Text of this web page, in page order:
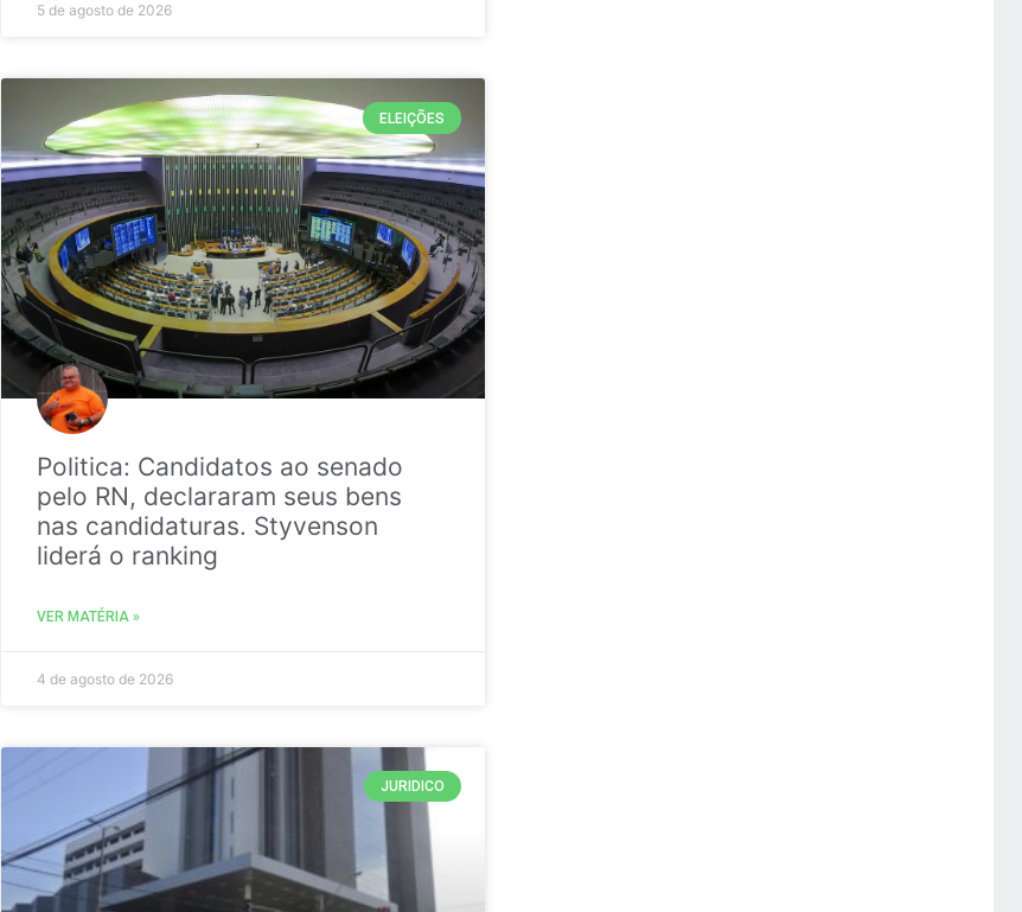
5 de agosto de 2026
ELEIÇÕES
Politica: Candidatos ao senado
pelo RN, declararam seus bens
nas candidaturas. Styvenson
liderá o ranking
VER MATÉRIA »
4 de agosto de 2026
JURIDICO